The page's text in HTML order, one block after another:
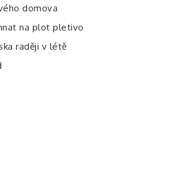
domova
na plot pletivo
raději v létě